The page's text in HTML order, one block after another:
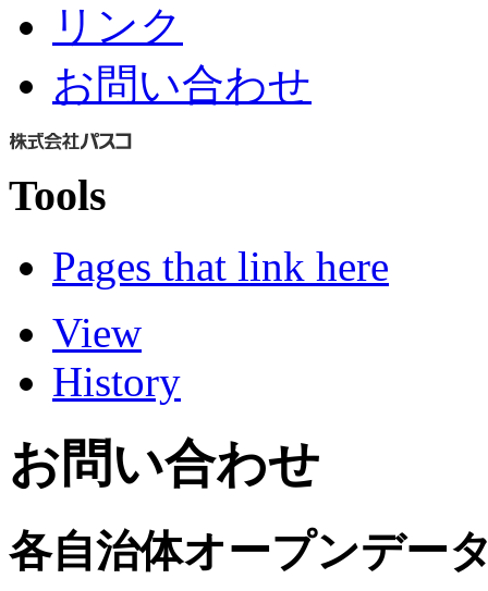
リンク
お問い合わせ
Tools
Pages that link here
View
History
お問い合わせ
各自治体オープンデー